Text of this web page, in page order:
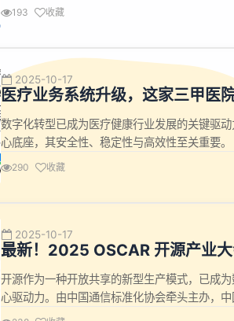
未来可持续发展的担忧。 维基媒体基金会的
193 收藏
2025-10-17
医疗业务系统升级，这家三甲医
（SQLServer->OceanBase）
数字化转型已成为医疗健康行业发展的关键驱
心底座，其安全性、稳定性与高效性至关重要
信息技术股份有限公司（简称"爱可生"）投稿
OceanBase 的全过程，以及技术迭代背后的
290 收藏
2025-10-17
最新！2025 OSCAR 开源产业
开源作为一种开放共享的新型生产模式，已成
心驱动力。由中国通信标准化协会牵头主办，
源产业大会将于 10 月 28 日在北京中关村国